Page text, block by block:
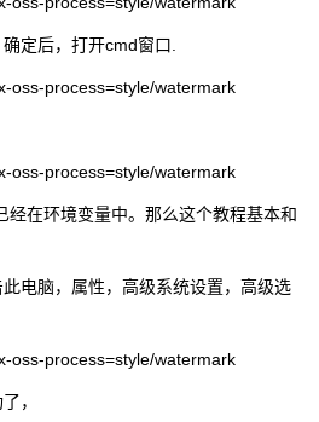
定后，打开cmd窗口.
经在环境变量中。那么这个教程基本和
电脑，属性，高级系统设置，高级选
，